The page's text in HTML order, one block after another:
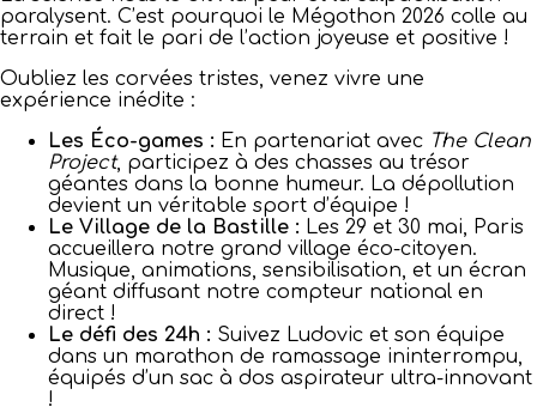
paralysent. C’est pourquoi le Mégothon 2026 colle au
terrain et fait le pari de l’action joyeuse et positive !
Oubliez les corvées tristes, venez vivre une
expérience inédite :
Les Éco-games : En partenariat avec The Clean
Project, participez à des chasses au trésor
géantes dans la bonne humeur. La dépollution
devient un véritable sport d’équipe !
Le Village de la Bastille : Les 29 et 30 mai, Paris
accueillera notre grand village éco-citoyen.
Musique, animations, sensibilisation, et un écran
géant diffusant notre compteur national en
direct !
Le défi des 24h : Suivez Ludovic et son équipe
dans un marathon de ramassage ininterrompu,
équipés d’un sac à dos aspirateur ultra-innovant
!